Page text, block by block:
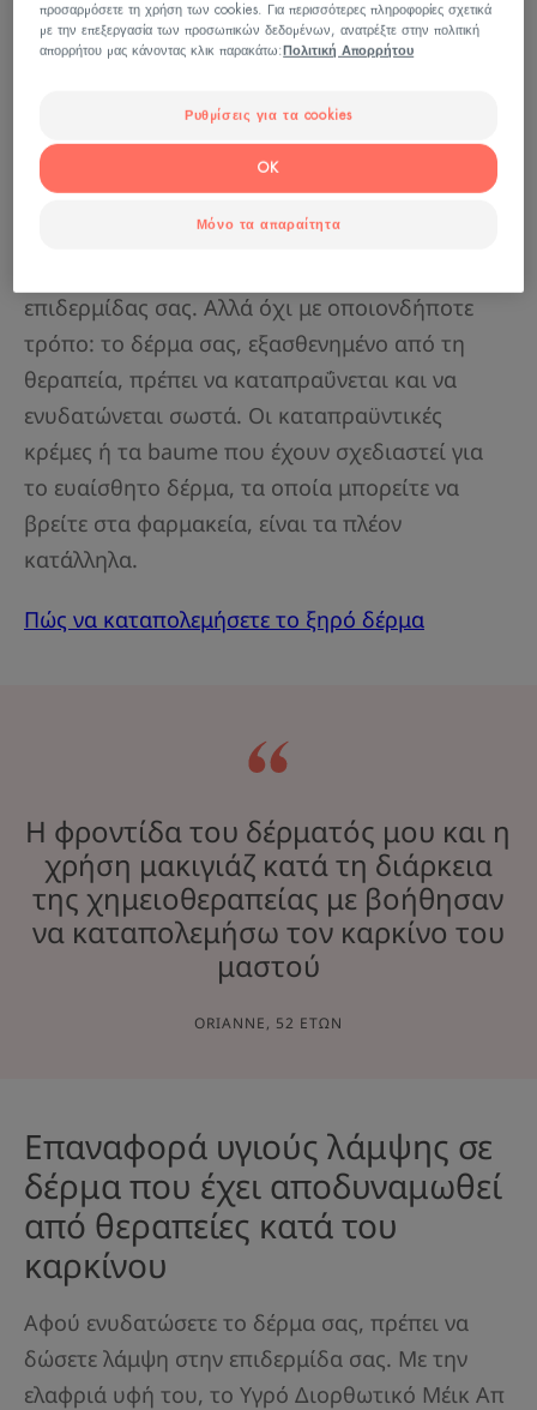
επιπτώσεις στο δέρμα σας. Μπορεί απλώς να
είναι πιο ξηρό από το συνηθισμένο. Μπορεί
εξάνθημα, έπειτα από ορισμένες
χημειοθεραπείες ή μετεγχειρητικές ουλές.
Το δέρμα σας μπορεί επίσης να είναι πιο
θαμπό, με πιο έντονα σημάδια κόπωσης. Είναι
επιδερμίδας σας. Αλλά όχι με οποιονδήποτε
τρόπο: το δέρμα σας, εξασθενημένο από τη
θεραπεία, πρέπει να καταπραΰνεται και να
ενυδατώνεται σωστά. Οι καταπραϋντικές
κρέμες ή τα baume που έχουν σχεδιαστεί για
το ευαίσθητο δέρμα, τα οποία μπορείτε να
βρείτε στα φαρμακεία, είναι τα πλέον
κατάλληλα.
Πώς να καταπολεμήσετε το ξηρό δέρμα
Η φροντίδα του δέρματός μου και η
χρήση μακιγιάζ κατά τη διάρκεια
της χημειοθεραπείας με βοήθησαν
να καταπολεμήσω τον καρκίνο του
μαστού
ORIANNE, 52 ΕΤΏΝ
Επαναφορά υγιούς λάμψης σε
δέρμα που έχει αποδυναμωθεί
από θεραπείες κατά του
καρκίνου
Αφού ενυδατώσετε το δέρμα σας, πρέπει να
δώσετε λάμψη στην επιδερμίδα σας. Με την
ελαφριά υφή του, το Υγρό Διορθωτικό Μέικ Απ
προσαρμόσετε τη χρήση των cookies. Για περισσότερες πληροφορίες σχετικά
με την επεξεργασία των προσωπικών δεδομένων, ανατρέξτε στην πολιτική
απορρήτου μας κάνοντας κλικ παρακάτω: Πολιτική Απορρήτου
Ρυθμίσεις για τα cookies
Μόνο τα απαραίτητα
OK